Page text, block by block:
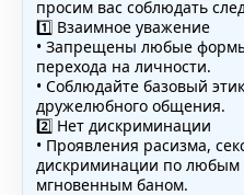
просим вас соблюдать
1️⃣ Взаимное уважение
• Запрещены любые
перехода на личности.
• Соблюдайте базовый
дружелюбного общения.
2️⃣ Нет дискриминации
• Проявления расизма,
дискриминации по любым
мгновенным баном.